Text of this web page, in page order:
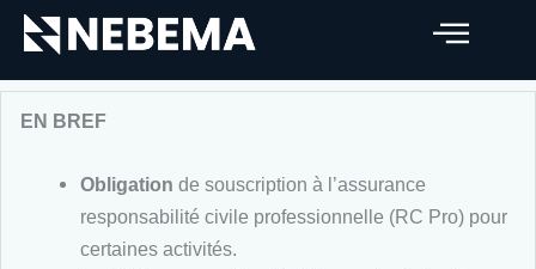
professionnelle : législation et implications
pour les auto-entrepreneurs
EN BREF
Obligation de souscription à l’assurance
responsabilité civile professionnelle (RC Pro) pour
certaines activités.